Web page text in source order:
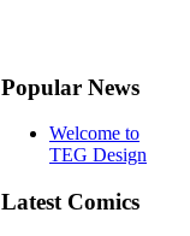
Popular News
Welcome to
TEG Design
Latest Comics